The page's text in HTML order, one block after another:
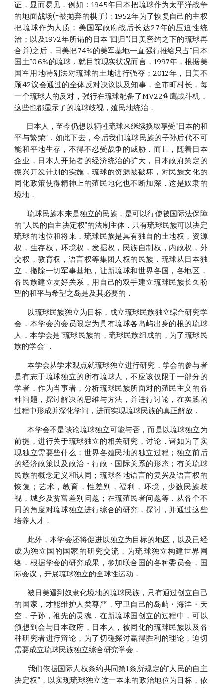
证，显而易见．例如：1945年日本把琉球作为太平洋战争
的地面战场(=被抛弃的棋子)；1952年为了恢复自己的主权
把琉球作为人质；美国军政府战后长达27年的压迫性统
治；以及1972年所谓的日本“回归”(日美密约之下的琉球再
合并)之后，日美把74%的美军基地一直强行推给只占“日本
国土”0.6%的琉球．就目前现实状况而言，1997年，根据美
国军用地特别法对琉球的土地进行强夺；2012年，日美不
顾42议会通过的全体反对决议以及知事，全市町村长，每
一个琉球人的反对，强行在琉球配备了MV22鱼鹰战斗机．
这些也都显示了的琉球歧视，殖民地统治．
日本人，至今仍想以牺牲琉球来继续换取享受“日本的和
平与繁荣”．如此下去，今后我们琉球民族的子孙后代不可
能和平地生存，不得不忍受战争的威胁．而且，随着日本
企业，日本人开拓者的经济统治的扩大，日本政府策定的
振兴开发计划的实施，琉球的资源被破坏，对民族文化的
同化政策使得精神上的殖民地化也不断加深．这是奴隶的
境地．
琉球民族本来是独立的民族，是可以行使被国际法保障
的“人民的自主决定权”的法制主体．只有琉球民族可以决定
琉球的地位和将来．琉球民族是具有独自的土地权，资源
权，生存权，环境权，发掘权，民族自制权，内政权，外
交权，教育权，语言权等集团人权的民族．琉球从日本独
立，撤除一切军事基地，让新琉球和世界各国，各地区，
各民族建立友好关系，用自己的双手建立琉球民族长久盼
望的和平与希望之岛是及其必要的．
以琉球民族独立为目标，成立琉球民族独立综合研究学
会．本学会的会员限定为具有琉球各岛屿出身的根的琉球
人．本学会是“琉球民族的，琉球民族组成的，为了琉球民
族的学会”．
本学会从学术观点就琉球独立进行研究．学会的参与者
是有志于琉球独立的所有琉球人，不应该仅限于一部分的
学者．作为当事者，分析琉球民族所面对的殖民主义的各
种问题，探讨解决的思维与方法，并进行讨论，在实践的
过程中形成并深化学问，进而实现琉球民族的真正解放．
本学会不是谈论琉球独立可能与否，而是以琉球独立为
前提，进行关于琉球独立的相关研究，讨论．诸如为了实
现独立需要些什么；世界各殖民地的独立过程；独立前后
的经济政策以及政治・行政・国际关系的形态；有关琉球
民族的概念定义和认同；琉球各地语言的复兴及语言权的
恢复；艺术，教育，性差别，福利，环境，少数民族歧
视，城乡及贫富差别问题；在琉殖民者问题等．从各个不
同的角度对琉球独立进行综合的研究，探讨，并通过这些
培养人才．
此外，本学会还将促进以独立为目标的地区，以及已经
成为独立国的国家的研究交流，为琉球独立构建世界网
络．根据学会的研究成果，参加联合国的各种委员会，国
际会议，开展琉球独立的全球性运动．
被日美逼到奴隶化境地的琉球民族，只有通过创立自己
的国家，才能维护人类尊严，守卫自己的岛屿・海洋・天
空，子孙，祖先的灵魂．在新琉球国创立的过程中，可以
预想到会与日本政府，日本人，被同化的琉球民族以及各
种研究者进行辩论，为了切磋探讨赢得胜利的理论，迫切
需要成立琉球民族独立综合研究学会．
我们依据国际人权条约共同第1条所规定的“人民的自主
决定权”，以实现琉球独立这一本来的政治地位为目标，依